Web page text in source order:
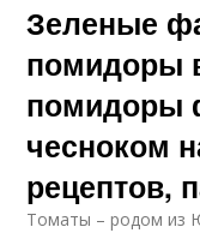
Зеленые
помидоры
помидоры
чесноком
рецептов,
Томаты – родом из